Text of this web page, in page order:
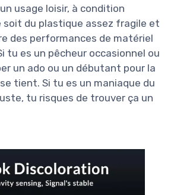
usage loisir, à condition
soit du plastique assez fragile et
des performances de matériel
tu es un pêcheur occasionnel ou
un ado ou un débutant pour la
tient. Si tu es un maniaque du
tu risques de trouver ça un